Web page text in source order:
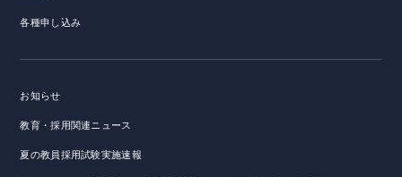
各種申し込み
お知らせ
教育・採用関連ニュース
夏の教員採用試験実施速報